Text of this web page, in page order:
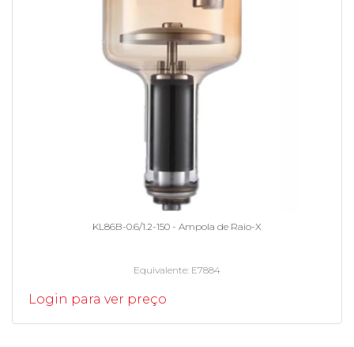
KL86B-0.6/1.2-150 - Ampola de Raio-X
Equivalente E7884
Login para ver preço